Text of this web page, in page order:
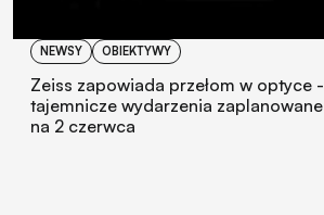
NEWSY OBIEKTYWY
Zeiss zapowiada przełom w optyce -
tajemnicze wydarzenia zaplanowane
na 2 czerwca